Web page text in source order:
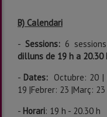
B) Calendari
- Sessions:6
dilluns de 19 h a 20.30
- Dates: Octubre: 20 |
19 |Febrer: 23 |Març: 23
- Horari: 19 h - 20.30 h